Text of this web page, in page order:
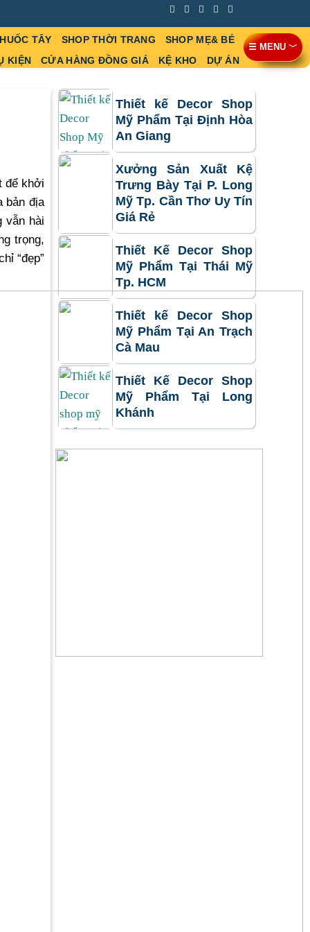
TÂY SHOP THỜI TRANG
SHOP MẸ& BÉ
KIỆN
CỬA HÀNG ĐỒNG GIÁ KỆ KHO DỰ ÁN
để khởi
bản địa
vẫn hài
trọng,
“đẹp”
Thiết kế Decor Shop
Mỹ Phẩm Tại Định Hòa
An Giang
Xưởng Sản Xuất Kệ
Trưng Bày Tại P. Long
Mỹ Tp. Cần Thơ Uy Tín
Giá Rẻ
Thiết Kế Decor Shop
Mỹ Phẩm Tại Thái Mỹ
Tp. HCM
Thiết kế Decor Shop
Mỹ Phẩm Tại An Trạch
Cà Mau
Thiết Kế Decor Shop
Mỹ Phẩm Tại Long
Khánh
☰ MENU ﹀